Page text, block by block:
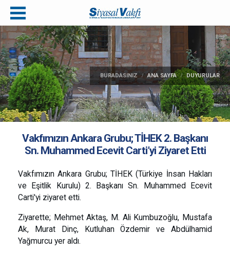
BURADASINIZ ANA SAYFA DUYURULAR
Vakfımızın Ankara Grubu; TİHEK 2. Başkanı
Sn. Muhammed Ecevit Carti’yi Ziyaret Etti
Vakfımızın Ankara Grubu; TİHEK (Türkiye İnsan Hakları
ve Eşitlik Kurulu) 2. Başkanı Sn. Muhammed Ecevit
Carti'yi ziyaret etti.
Ziyarette; Mehmet Aktaş, M. Ali Kumbuzoğlu, Mustafa
Ak, Murat Dinç, Kutluhan Özdemir ve Abdülhamid
Yağmurcu yer aldı.